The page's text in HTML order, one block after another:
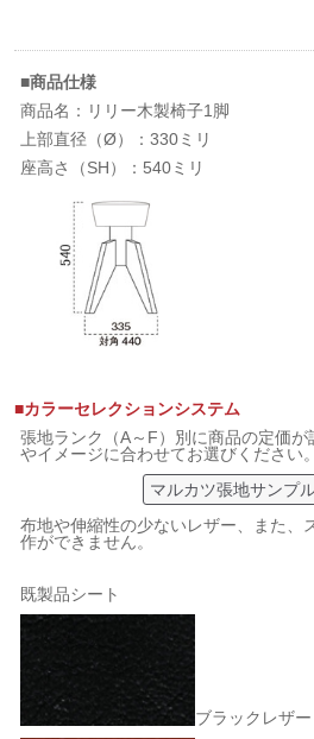
■商品仕様
商品名：リリー木製椅子1脚
上部直径（Ø）：330ミリ
座高さ（SH）：540ミリ
■カラーセレクションシステム
張地ランク（A～F）別に商品の定価
やイメージに合わせてお選びください。
マルカツ張地サンプ
布地や伸縮性の少ないレザー、また、
作ができません。
既製品シート
ブラックレザー